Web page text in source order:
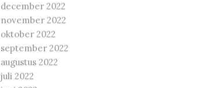
december 2022
november 2022
oktober 2022
september 2022
augustus 2022
juli 2022